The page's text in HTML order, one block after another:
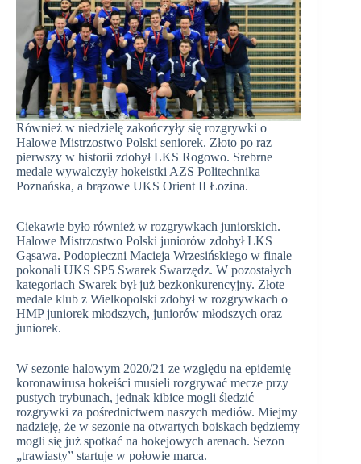
Również w niedzielę zakończyły się rozgrywki o
Halowe Mistrzostwo Polski seniorek. Złoto po raz
pierwszy w historii zdobył LKS Rogowo. Srebrne
medale wywalczyły hokeistki AZS Politechnika
Poznańska, a brązowe UKS Orient II Łozina.
Ciekawie było również w rozgrywkach juniorskich.
Halowe Mistrzostwo Polski juniorów zdobył LKS
Gąsawa. Podopieczni Macieja Wrzesińskiego w finale
pokonali UKS SP5 Swarek Swarzędz. W pozostałych
kategoriach Swarek był już bezkonkurencyjny. Złote
medale klub z Wielkopolski zdobył w rozgrywkach o
HMP juniorek młodszych, juniorów młodszych oraz
juniorek.
W sezonie halowym 2020/21 ze względu na epidemię
koronawirusa hokeiści musieli rozgrywać mecze przy
pustych trybunach, jednak kibice mogli śledzić
rozgrywki za pośrednictwem naszych mediów. Miejmy
nadzieję, że w sezonie na otwartych boiskach będziemy
mogli się już spotkać na hokejowych arenach. Sezon
„trawiasty” startuje w połowie marca.